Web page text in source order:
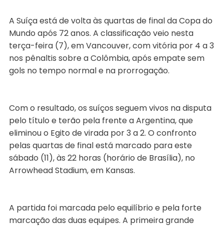
A Suíça está de volta às quartas de final da Copa do
Mundo após 72 anos. A classificação veio nesta
terça-feira (7), em Vancouver, com vitória por 4 a 3
nos pênaltis sobre a Colômbia, após empate sem
gols no tempo normal e na prorrogação.
Com o resultado, os suíços seguem vivos na disputa
pelo título e terão pela frente a Argentina, que
eliminou o Egito de virada por 3 a 2. O confronto
pelas quartas de final está marcado para este
sábado (11), às 22 horas (horário de Brasília), no
Arrowhead Stadium, em Kansas.
A partida foi marcada pelo equilíbrio e pela forte
marcação das duas equipes. A primeira grande